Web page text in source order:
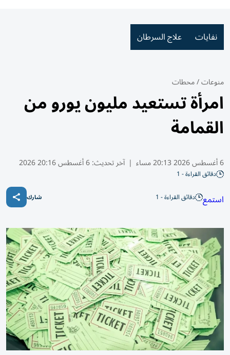
نفايات علاج السرطان
منوعات/محطات
امرأة تستعيد مليون يورو من
القمامة
6 أغسطس 2026 20:13 مساء | آخر تحديث:6 أغسطس 20:16 2026
دقائق القراءة - 1
استمع دقائق القراءة - 1 شارك